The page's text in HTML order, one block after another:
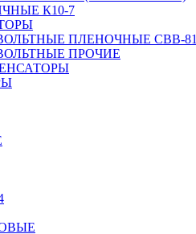
К10-7
ПЛЕНОЧНЫЕ CBB-81
ПРОЧИЕ